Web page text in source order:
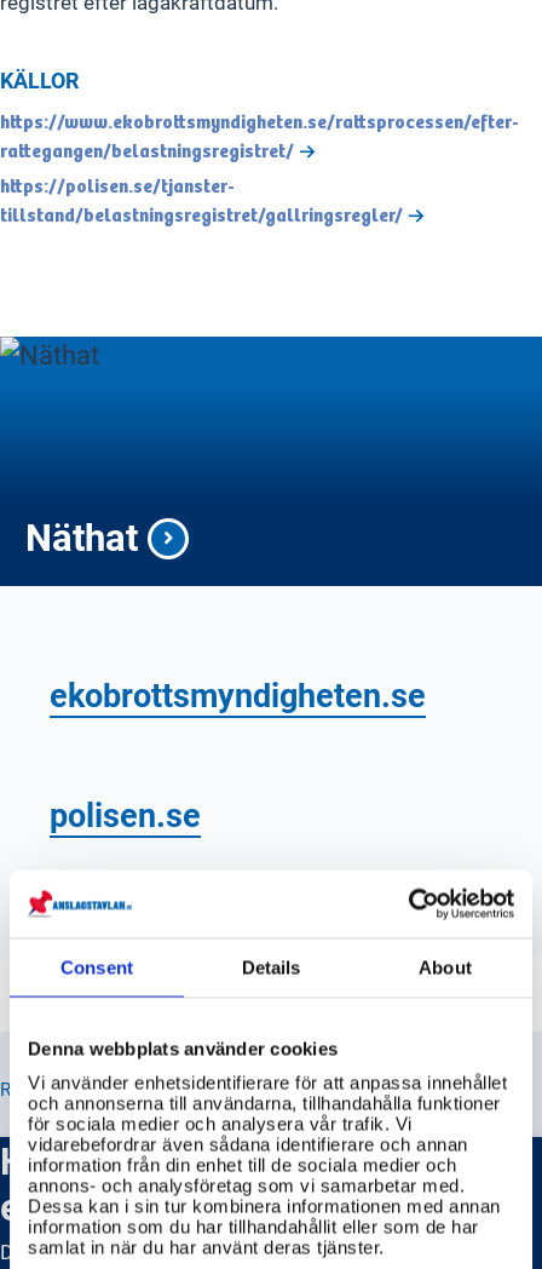
Consent Details About
Denna webbplats använder cookies
Vi använder enhetsidentifierare för att anpassa innehållet
och annonserna till användarna, tillhandahålla funktioner
för sociala medier och analysera vår trafik. Vi
vidarebefordrar även sådana identifierare och annan
information från din enhet till de sociala medier och
annons- och analysföretag som vi samarbetar med.
Dessa kan i sin tur kombinera informationen med annan
information som du har tillhandahållit eller som de har
samlat in när du har använt deras tjänster.
KÄLLOR
https://www.ekobrottsmyndigheten.se/rattsprocessen/efter-
rattegangen/belastningsregistret/
https://polisen.se/tjanster-
tillstand/belastningsregistret/gallringsregler/
Näthat
ekobrottsmyndigheten.se
polisen.se
RELATERADE TIPS
Hur anmäler jag ett misstänkt
ekobrott?
Du kan anmäla misstänkta ekobrott till polisen eller till